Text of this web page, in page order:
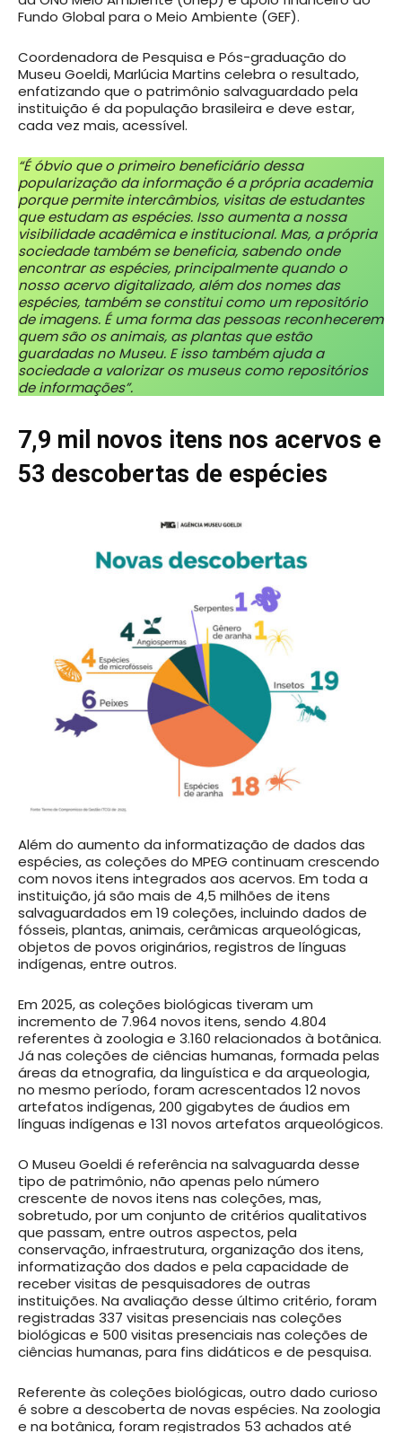
Fundo Global para o Meio Ambiente (GEF).
Coordenadora de Pesquisa e Pós-graduação do
Museu Goeldi, Marlúcia Martins celebra o resultado,
enfatizando que o patrimônio salvaguardado pela
instituição é da população brasileira e deve estar,
cada vez mais, acessível.
“É óbvio que o primeiro beneficiário dessa
popularização da informação é a própria academia
porque permite intercâmbios, visitas de estudantes
que estudam as espécies. Isso aumenta a nossa
visibilidade acadêmica e institucional. Mas, a própria
sociedade também se beneficia, sabendo onde
encontrar as espécies, principalmente quando o
nosso acervo digitalizado, além dos nomes das
espécies, também se constitui como um repositório
de imagens. É uma forma das pessoas reconhecerem
quem são os animais, as plantas que estão
guardadas no Museu. E isso também ajuda a
sociedade a valorizar os museus como repositórios
de informações”.
7,9 mil novos itens nos acervos e
53 descobertas de espécies
Além do aumento da informatização de dados das
espécies, as coleções do MPEG continuam crescendo
com novos itens integrados aos acervos. Em toda a
instituição, já são mais de 4,5 milhões de itens
salvaguardados em 19 coleções, incluindo dados de
fósseis, plantas, animais, cerâmicas arqueológicas,
objetos de povos originários, registros de línguas
indígenas, entre outros.
Em 2025, as coleções biológicas tiveram um
incremento de 7.964 novos itens, sendo 4.804
referentes à zoologia e 3.160 relacionados à botânica.
Já nas coleções de ciências humanas, formada pelas
áreas da etnografia, da linguística e da arqueologia,
no mesmo período, foram acrescentados 12 novos
artefatos indígenas, 200 gigabytes de áudios em
línguas indígenas e 131 novos artefatos arqueológicos.
O Museu Goeldi é referência na salvaguarda desse
tipo de patrimônio, não apenas pelo número
crescente de novos itens nas coleções, mas,
sobretudo, por um conjunto de critérios qualitativos
que passam, entre outros aspectos, pela
conservação, infraestrutura, organização dos itens,
informatização dos dados e pela capacidade de
receber visitas de pesquisadores de outras
instituições. Na avaliação desse último critério, foram
registradas 337 visitas presenciais nas coleções
biológicas e 500 visitas presenciais nas coleções de
ciências humanas, para fins didáticos e de pesquisa.
Referente às coleções biológicas, outro dado curioso
é sobre a descoberta de novas espécies. Na zoologia
e na botânica, foram registrados 53 achados até